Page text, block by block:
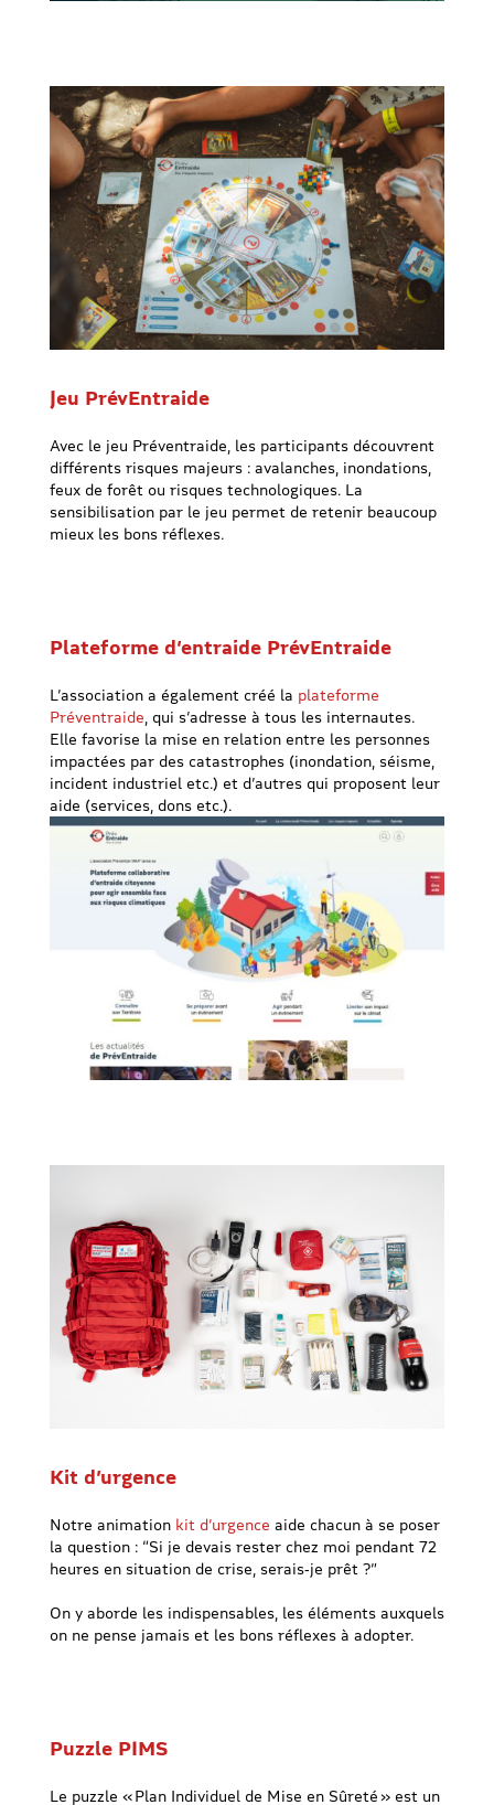
Jeu PrévEntraide
Avec le jeu Préventraide, les participants découvrent
différents risques majeurs : avalanches, inondations,
feux de forêt ou risques technologiques. La
sensibilisation par le jeu permet de retenir beaucoup
mieux les bons réflexes.
Plateforme d’entraide PrévEntraide
L’association a également créé la plateforme
Préventraide , qui s’adresse à tous les internautes.
Elle favorise la mise en relation entre les personnes
impactées par des catastrophes (inondation, séisme,
incident industriel etc.) et d’autres qui proposent leur
aide (services, dons etc.).
Kit d’urgence
Notre animation kit d’urgence aide chacun à se poser
la question : “Si je devais rester chez moi pendant 72
heures en situation de crise, serais‑je prêt ?”
On y aborde les indispensables, les éléments auxquels
on ne pense jamais et les bons réflexes à adopter.
Puzzle PIMS
Le puzzle « Plan Individuel de Mise en Sûreté » est un